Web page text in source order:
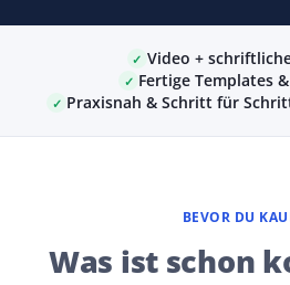
✓ Video +
✓ Fertige Templates
✓ Praxisnah & Schritt für
BEVOR DU
Was ist schon